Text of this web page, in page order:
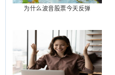
为什么波音股票今天反弹